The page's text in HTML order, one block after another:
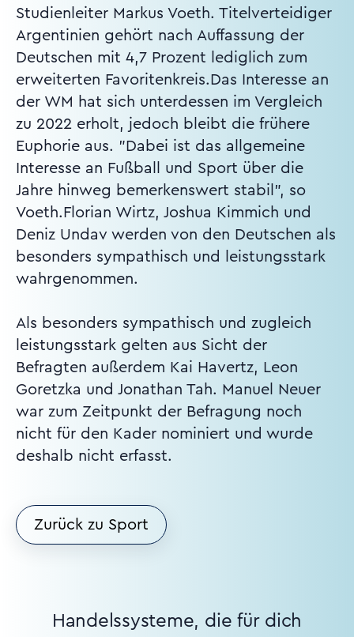
Studienleiter Markus Voeth. Titelverteidiger
Argentinien gehört nach Auffassung der
Deutschen mit 4,7 Prozent lediglich zum
erweiterten Favoritenkreis.Das Interesse an
der WM hat sich unterdessen im Vergleich
zu 2022 erholt, jedoch bleibt die frühere
Euphorie aus. "Dabei ist das allgemeine
Interesse an Fußball und Sport über die
Jahre hinweg bemerkenswert stabil", so
Voeth.Florian Wirtz, Joshua Kimmich und
Deniz Undav werden von den Deutschen als
besonders sympathisch und leistungsstark
wahrgenommen.
Als besonders sympathisch und zugleich
leistungsstark gelten aus Sicht der
Befragten außerdem Kai Havertz, Leon
Goretzka und Jonathan Tah. Manuel Neuer
war zum Zeitpunkt der Befragung noch
nicht für den Kader nominiert und wurde
deshalb nicht erfasst.
Zurück zu Sport
Handelssysteme, die für dich